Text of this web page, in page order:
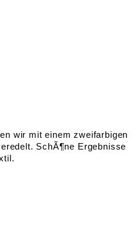
wir mit einem zweifarbigen
SchÃ¶ne Ergebnisse